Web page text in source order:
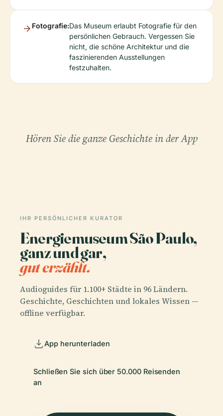
Fotografie:Das Museum erlaubt Fotografie für den
persönlichen Gebrauch. Vergessen Sie
nicht, die schöne Architektur und die
faszinierenden Ausstellungen
festzuhalten.
Hören Sie die ganze Geschichte in der App
IHR PERSÖNLICHER KURATOR
Energiemuseum São Paulo,
ganz und gar,
gut erzählt.
Audioguides für 1.100+ Städte in 96 Ländern.
Geschichte, Geschichten und lokales Wissen —
offline verfügbar.
App herunterladen
Schließen Sie sich über 50.000 Reisenden
an